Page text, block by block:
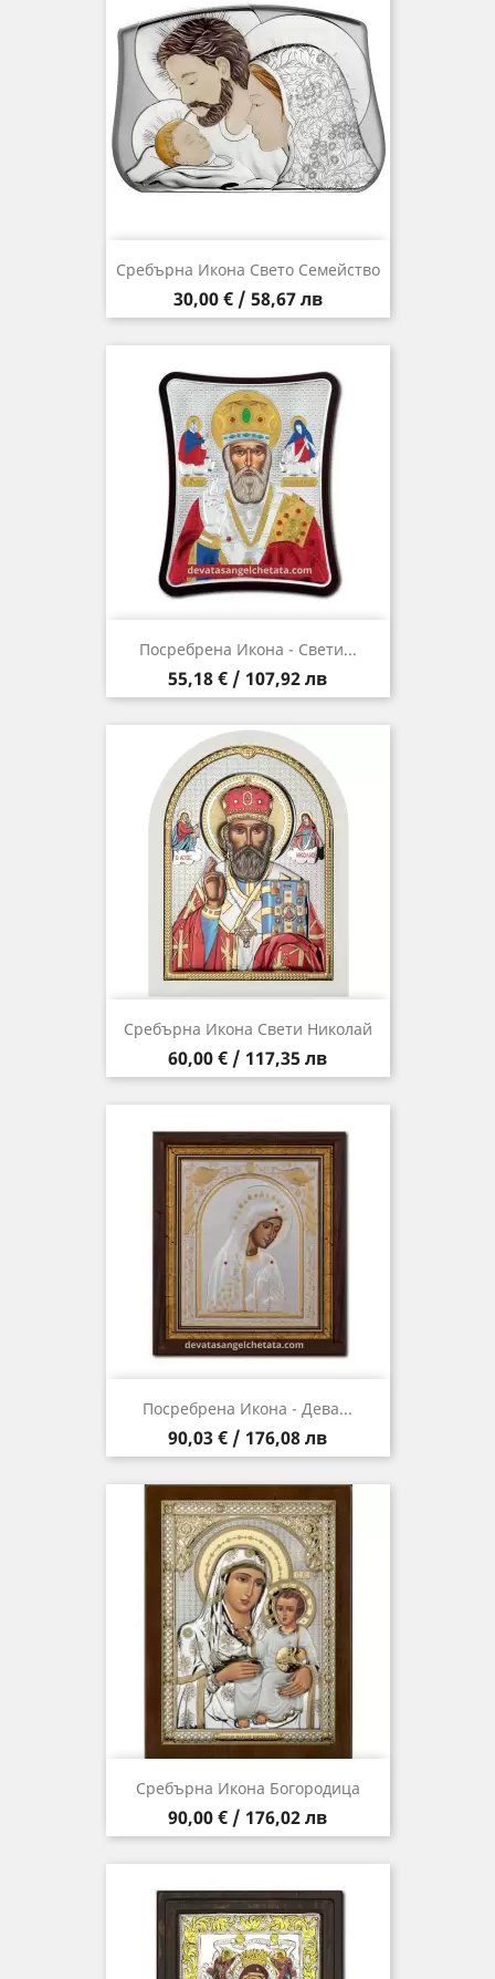
Сребърна Икона Свето Семейство
Цена
30,00 € / 58,67 лв
Посребрена Икона - Свети...
Цена
55,18 € / 107,92 лв
Сребърна Икона Свети Николай
Цена
60,00 € / 117,35 лв
Посребрена Икона - Дева...
Цена
90,03 € / 176,08 лв
Сребърна Икона Богородица
Цена
90,00 € / 176,02 лв